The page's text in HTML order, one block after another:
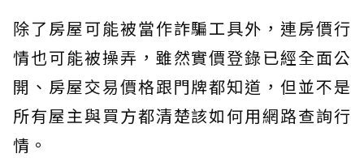
除了房屋可能被當作詐騙工具外，連房價行
情也可能被操弄，雖然實價登錄已經全面公
開、房屋交易價格跟門牌都知道，但並不是
所有屋主與買方都清楚該如何用網路查詢行
情。